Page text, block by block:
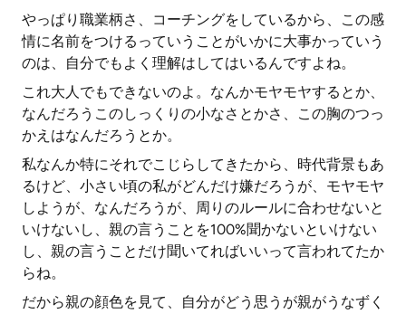
やっぱり職業柄さ、コーチングをしているから、この感
情に名前をつけるっていうことがいかに大事かっていう
のは、自分でもよく理解はしてはいるんですよね。
これ大人でもできないのよ。なんかモヤモヤするとか、
なんだろうこのしっくりの小なさとかさ、この胸のつっ
かえはなんだろうとか。
私なんか特にそれでこじらしてきたから、時代背景もあ
るけど、小さい頃の私がどんだけ嫌だろうが、モヤモヤ
しようが、なんだろうが、周りのルールに合わせないと
いけないし、親の言うことを100%聞かないといけない
し、親の言うことだけ聞いてればいいって言われてたか
らね。
だから親の顔色を見て、自分がどう思うが親がうなずく